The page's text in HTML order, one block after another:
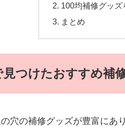
100均補修グッズ
まとめ
見つけたおすすめ補
穴の補修グッズが豊富にあ